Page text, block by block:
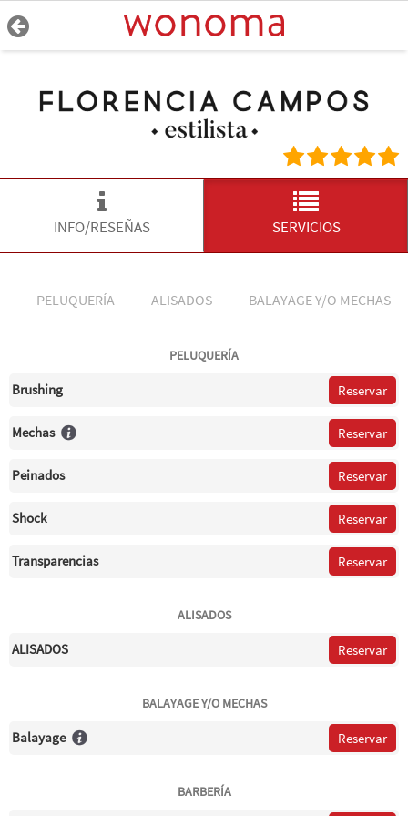
INFO/RESEÑAS SERVICIOS
PELUQUERÍA ALISADOS BALAYAGE Y/O MECHAS
PELUQUERÍA
Brushing Reservar
Mechas Reservar
Peinados Reservar
Shock Reservar
Transparencias Reservar
ALISADOS
ALISADOS Reservar
BALAYAGE Y/O MECHAS
Balayage Reservar
BARBERÍA